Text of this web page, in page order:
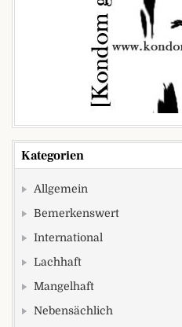
Kategorien
Allgemein
Bemerkenswert
International
Lachhaft
Mangelhaft
Nebensächlich